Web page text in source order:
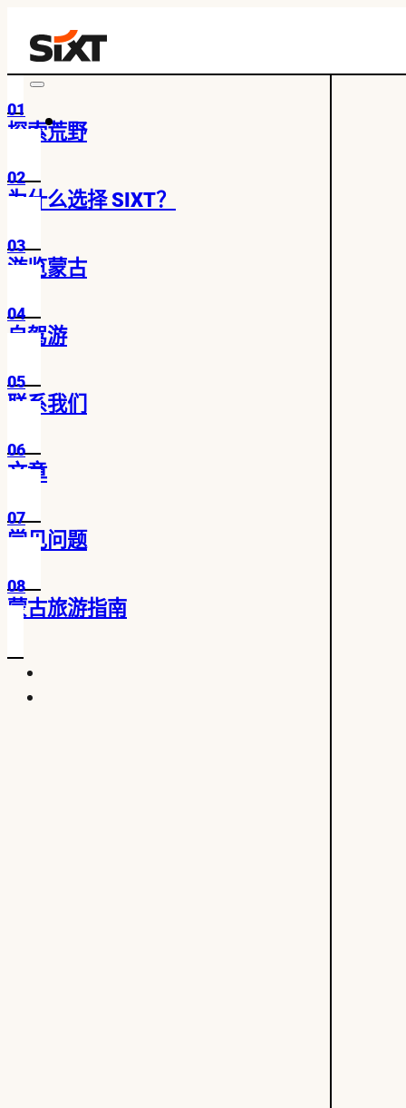
01
探索荒野
02
为什么选择 SIXT？
03
游览蒙古
04
自驾游
05
联系我们
06
文章
07
常见问题
08
蒙古旅游指南